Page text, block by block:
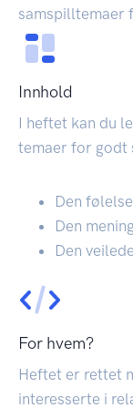
samspilltemaer
Innhold
I heftet kan du
temaer for godt
Den
Den
Den
For hvem?
Heftet er rettet
interesserte i